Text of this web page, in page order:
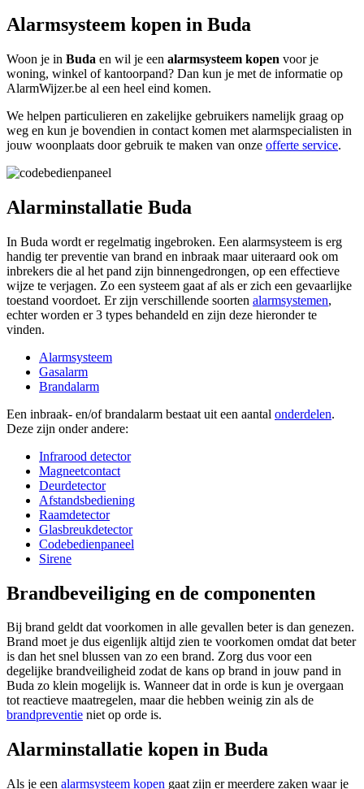
Alarmsysteem kopen in Buda
Woon je in Buda en wil je een alarmsysteem kopen voor je
woning, winkel of kantoorpand? Dan kun je met de informatie op
AlarmWijzer.be al een heel eind komen.
We helpen particulieren en zakelijke gebruikers namelijk graag op
weg en kun je bovendien in contact komen met alarmspecialisten in
jouw woonplaats door gebruik te maken van onze offerte service.
Alarminstallatie Buda
In Buda wordt er regelmatig ingebroken. Een alarmsysteem is erg
handig ter preventie van brand en inbraak maar uiteraard ook om
inbrekers die al het pand zijn binnengedrongen, op een effectieve
wijze te verjagen. Zo een systeem gaat af als er zich een gevaarlijke
toestand voordoet. Er zijn verschillende soorten alarmsystemen,
echter worden er 3 types behandeld en zijn deze hieronder te
vinden.
Alarmsysteem
Gasalarm
Brandalarm
Een inbraak- en/of brandalarm bestaat uit een aantal onderdelen.
Deze zijn onder andere:
Infrarood detector
Magneetcontact
Deurdetector
Afstandsbediening
Raamdetector
Glasbreukdetector
Codebedienpaneel
Sirene
Brandbeveiliging en de componenten
Bij brand geldt dat voorkomen in alle gevallen beter is dan genezen.
Brand moet je dus eigenlijk altijd zien te voorkomen omdat dat beter
is dan het snel blussen van zo een brand. Zorg dus voor een
degelijke brandveiligheid zodat de kans op brand in jouw pand in
Buda zo klein mogelijk is. Wanneer dat in orde is kun je overgaan
tot reactieve maatregelen, maar die hebben weinig zin als de
brandpreventie niet op orde is.
Alarminstallatie kopen in Buda
Als je een alarmsysteem kopen gaat zijn er meerdere zaken waar je